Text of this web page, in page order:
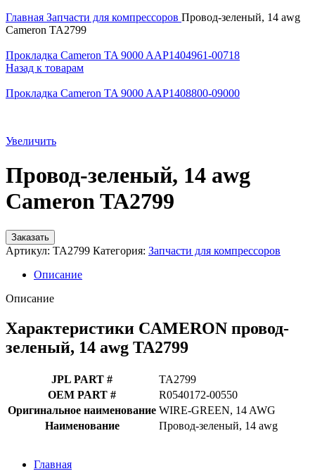
Главная Запчасти для компрессоров Провод-зеленый, 14 awg
Cameron TA2799
Прокладка Cameron TA 9000 AAP1404961-00718
Назад к товарам
Прокладка Cameron TA 9000 AAP1408800-09000
Увеличить
Провод-зеленый, 14 awg
Cameron TA2799
Заказать
Артикул: TA2799 Категория: Запчасти для компрессоров
Описание
Описание
Характеристики CAMERON провод-
зеленый, 14 awg TA2799
JPL PART #
TA2799
OEM PART #
R0540172-00550
Оригинальное наименование WIRE-GREEN, 14 AWG
Наименование
Провод-зеленый, 14 awg
Главная